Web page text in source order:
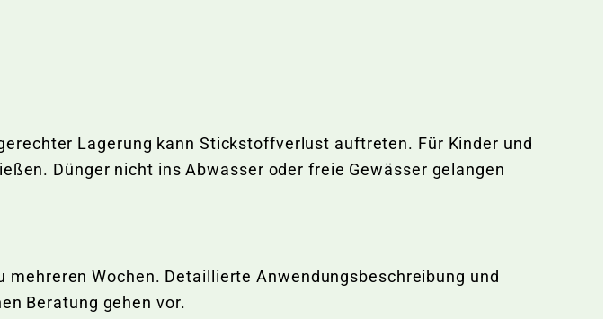
Lagerung kann Stickstoffverlust auftreten. Für Kinder und
Dünger nicht ins Abwasser oder freie Gewässer gelangen
Wochen. Detaillierte Anwendungsbeschreibung und
Beratung gehen vor.